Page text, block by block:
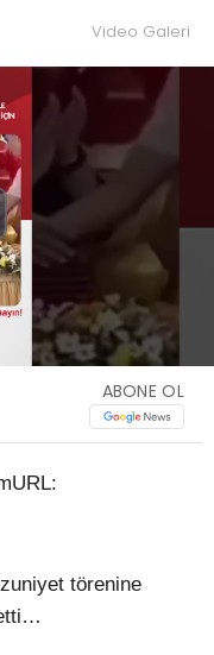
Video Galeri
ABONE OL
URL:
törenine